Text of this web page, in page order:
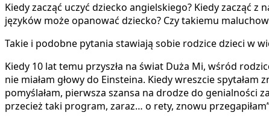
Kiedy zacząć uczyć dziecko angielskiego? Kiedy zacząć z nauką innych języków obcych? Czy najpierw trzeba poznać język ojczysty, żeby móc się uczyć innych języków? Ile
języków może opanować dziecko? Czy takiemu
Takie i podobne pytania stawiają sobie rodzice dzieci w
Kiedy 10 lat temu przyszła na świat Duża Mi, wśród
nie miałam głowy do Einsteina. Kiedy wreszcie
pomyślałam, pierwsza szansa na drodze do genialności
przecież taki program, zaraz… o rety, znowu